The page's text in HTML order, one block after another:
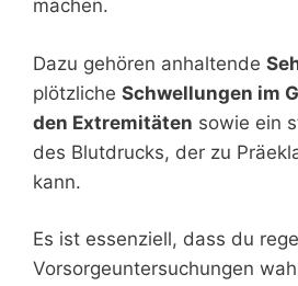
machen.
Dazu gehören anhaltende
plötzliche Schwellungen im
den Extremitäten sowie ein
des Blutdrucks, der zu
kann.
Es ist essenziell, dass du
Vorsorgeuntersuchungen